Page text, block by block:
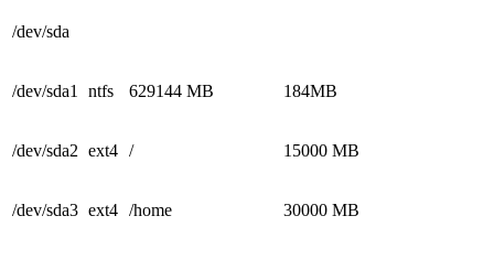
/dev/sda
/dev/sda1 ntfs 629144 MB 184MB
/dev/sda2 ext4 / 15000 MB
/dev/sda3 ext4 /home 30000 MB